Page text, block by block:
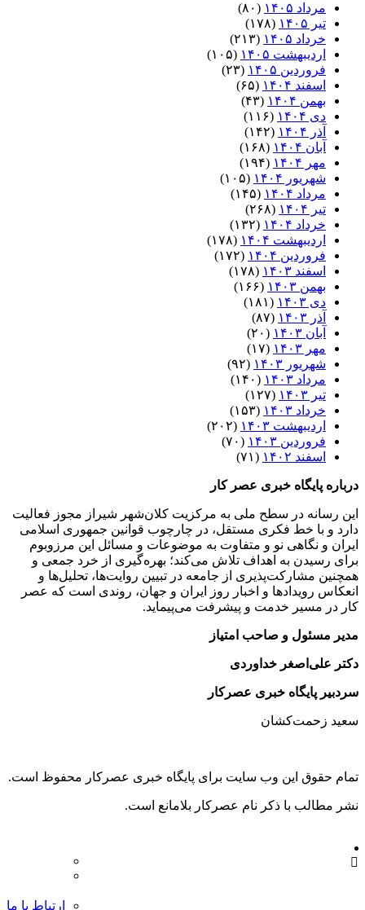
مرداد ۱۴۰۵
(۸۰)
تیر ۱۴۰۵
(۱۷۸)
خرداد ۱۴۰۵
(۲۱۳)
اردیبهشت ۱۴۰۵
(۱۰۵)
فروردین ۱۴۰۵
(۲۳)
اسفند ۱۴۰۴
(۶۵)
بهمن ۱۴۰۴
(۴۳)
دی ۱۴۰۴
(۱۱۶)
آذر ۱۴۰۴
(۱۴۲)
آبان ۱۴۰۴
(۱۶۸)
مهر ۱۴۰۴
(۱۹۴)
شهریور ۱۴۰۴
(۱۰۵)
مرداد ۱۴۰۴
(۱۴۵)
تیر ۱۴۰۴
(۲۶۸)
خرداد ۱۴۰۴
(۱۳۲)
اردیبهشت ۱۴۰۴
(۱۷۸)
فروردین ۱۴۰۴
(۱۷۲)
اسفند ۱۴۰۳
(۱۷۸)
بهمن ۱۴۰۳
(۱۶۶)
دی ۱۴۰۳
(۱۸۱)
آذر ۱۴۰۳
(۸۷)
آبان ۱۴۰۳
(۲۰)
مهر ۱۴۰۳
(۱۷)
شهریور ۱۴۰۳
(۹۲)
مرداد ۱۴۰۳
(۱۴۰)
تیر ۱۴۰۳
(۱۲۷)
خرداد ۱۴۰۳
(۱۵۳)
اردیبهشت ۱۴۰۳
(۲۰۲)
فروردین ۱۴۰۳
(۷۰)
اسفند ۱۴۰۲
(۷۱)
درباره پایگاه خبری عصر کار
این رسانه در سطح ملی به مرکزیت کلان‌شهر شیراز مجوز فعالیت
دارد و با خط فکری مستقل، در چارچوب قوانین جمهوری اسلامی
ایران و نگاهی نو و متفاوت به موضوعات ‌و مسائل این مرزوبوم
برای رسیدن به اهداف تلاش می‌کند؛ بهره‌گیری از خرد جمعی و
همچنین مشارکت‌پذیری از جامعه در تبیین روایت‌ها، تحلیل‌ها و
انعکاس رویدادها و اخبار روز ایران و جهان، روندی است که عصر
کار در مسیر خدمت و پیشرفت می‌پیماید.
مدیر مسئول و صاحب امتیاز
دکتر علی‌اصغر خداوردی
سردبیر پایگاه خبری عصرکار
سعید زحمت‌کشان
تمام حقوق این وب سایت برای پایگاه خبری عصرکار محفوظ است.
نشر مطالب با ذکر نام عصرکار بلامانع است.
ارتباط با ما